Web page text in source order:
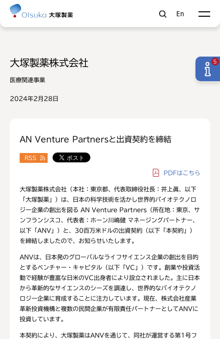
En
大塚製薬株式会社
医療関連事業
2024年2月28日
AN Venture Partnersと出資契約を締結
RSS
PDFはこちら
大塚製薬株式会社（本社：東京都、代表取締役社長：井上眞、以下
「大塚製薬」）は、日本の科学技術を活かし世界的バイオテクノロ
ジー企業の創出を図る AN Venture Partners（所在地：東京、サ
ンフランシスコ、代表者：ホーン川嶋健 マネージングパートナー、
以下「ANV」）と、30百万米ドルの出資契約（以下「本契約」）
を締結しましたので、お知らせいたします。
ANVは、日本発のグローバルなライフサイエンス企業の創出を目的
とするベンチャー・キャピタル（以下「VC」）です。創業や投資活
動で経験が豊富な日米のVC出身者により設立されました。主に日本
から革新的なサイエンスのシーズを調達し、世界的なバイオテクノ
ロジー企業に育成することに注力しています。現在、株式会社産業
革新投資機構と複数の民間企業が有限責任パートナーとしてANVに
投資しています。
本契約により、大塚製薬はANVを通じて、同社が運営する第1号フ
5